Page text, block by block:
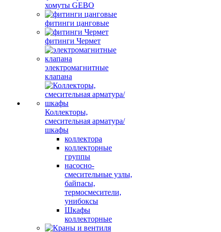
хомуты GEBO
фитинги цанговые
фитинги Чермет
электромагнитные
клапана
Коллекторы,
смесительная арматура/
шкафы
коллектора
коллекторные
группы
насосно-
смесительные узлы,
байпасы,
термосмесители,
унибоксы
Шкафы
коллекторные